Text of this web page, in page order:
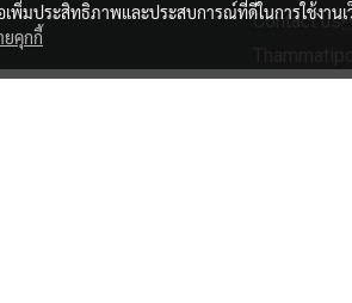
Contact
เพิ่มประสิทธิภาพและประสบการณ์ที่ดีในการใช้งาน
ยคุกกี้